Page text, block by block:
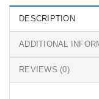
DESCRIPTION
ADDITIONAL
REVIEWS (0)